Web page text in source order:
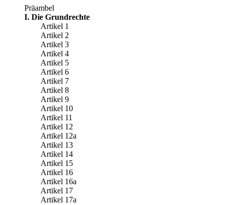
Präambel
I. Die Grundrechte
Artikel 1
Artikel 2
Artikel 3
Artikel 4
Artikel 5
Artikel 6
Artikel 7
Artikel 8
Artikel 9
Artikel 10
Artikel 11
Artikel 12
Artikel 12a
Artikel 13
Artikel 14
Artikel 15
Artikel 16
Artikel 16a
Artikel 17
Artikel 17a